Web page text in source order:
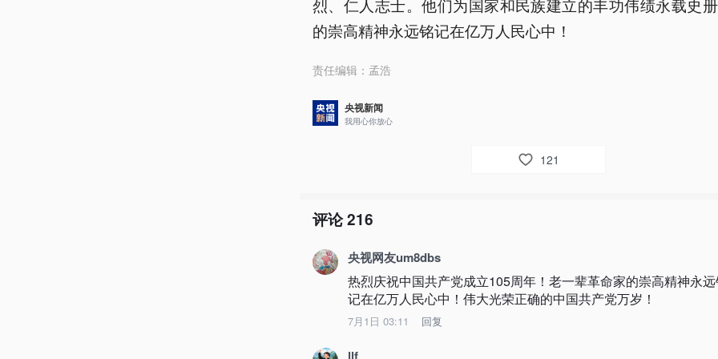
烈、仁人志士。他们为国家和民族建立的丰功伟绩永载史
的崇高精神永远铭记在亿万人民心中！
责任编辑： 孟浩
央视新闻
我用心你放心
121
评论216
央视网友um8dbs
热烈庆祝中国共产党成立105周年！老一辈革命家的崇高精神永
记在亿万人民心中！伟大光荣正确的中国共产党万岁！
7月1日 03:11 回复